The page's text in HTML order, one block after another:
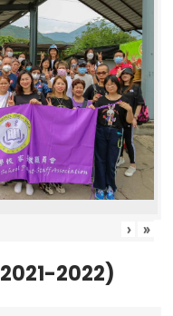
› »
2022)